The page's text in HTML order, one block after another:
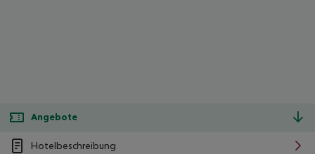
Angebote
Hotelbeschreibung